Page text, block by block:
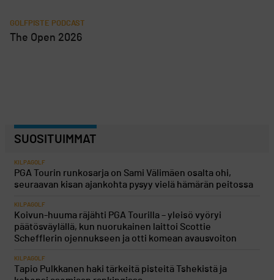
GOLFPISTE PODCAST
The Open 2026
SUOSITUIMMAT
KILPAGOLF
PGA Tourin runkosarja on Sami Välimäen osalta ohi,
seuraavan kisan ajankohta pysyy vielä hämärän peitossa
KILPAGOLF
Koivun-huuma räjähti PGA Tourilla – yleisö vyöryi
päätösväylällä, kun nuorukainen laittoi Scottie
Schefflerin ojennukseen ja otti komean avausvoiton
KILPAGOLF
Tapio Pulkkanen haki tärkeitä pisteitä Tshekistä ja